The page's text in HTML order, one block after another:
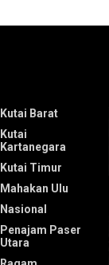
Kutai Barat
Kutai
Kartanegara
Kutai Timur
Mahakan Ulu
Nasional
Penajam Paser
Utara